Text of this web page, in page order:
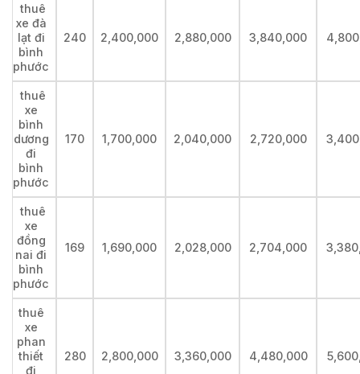
thuê
xe đà
lạt đi
bình
phước
240 2,400,000 2,880,000 3,840,000
thuê
xe
bình
dương
đi
bình
phước
170 1,700,000 2,040,000 2,720,000
thuê
xe
đồng
nai đi
bình
phước
169 1,690,000 2,028,000 2,704,000
thuê
xe
phan
thiết
đi
280 2,800,000 3,360,000 4,480,000